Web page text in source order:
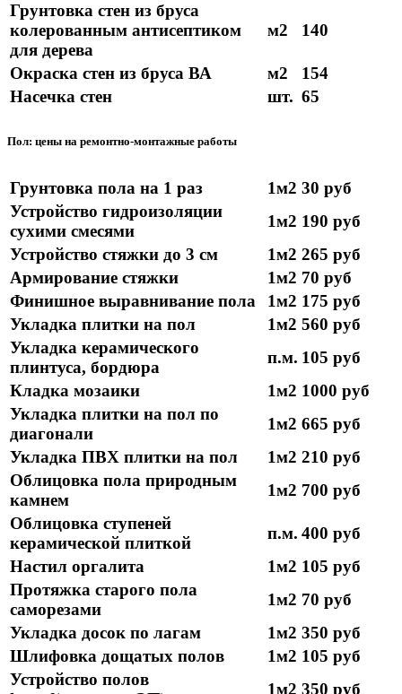
Грунтовка стен из бруса
колерованным антисептиком
для дерева
м2 140
Окраска стен из бруса ВА м2
154
Насечка стен
шт. 65
Пол: цены на ремонтно-монтажные работы
Грунтовка пола на 1 раз 1м2 30 руб
Устройство гидроизоляции
сухими смесями
1м2 190 руб
Устройство стяжки до 3 см
1м2 265 руб
Армирование стяжки
1м2 70 руб
Финишное выравнивание пола
1м2 175 руб
Укладка плитки на пол
1м2 560 руб
Укладка керамического
плинтуса, бордюра
п.м. 105 руб
Кладка мозаики
1м2 1000 руб
Укладка плитки на пол по
диагонали
1м2 665 руб
Укладка ПВХ плитки на пол
1м2 210 руб
Облицовка пола природным
камнем
1м2 700 руб
Облицовка ступеней
керамической плиткой
п.м. 400 руб
Настил оргалита
1м2 105 руб
Протяжка старого пола
саморезами
1м2 70 руб
Укладка досок по лагам
1м2 350 руб
Шлифовка дощатых полов
1м2 105 руб
Устройство полов
1м2 350 руб